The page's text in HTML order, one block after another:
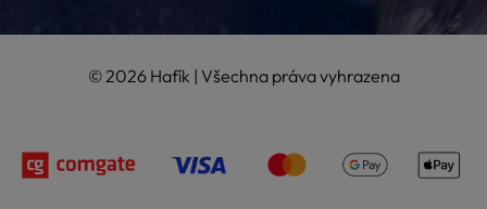
© 2026 Hafík | Všechna práva vyhrazena